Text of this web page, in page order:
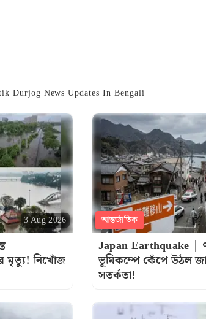
Durjog News Updates In Bengali
3 Aug 2026
মৃত্যু! নিখোঁজ
আন্তর্জাতিক
Japan Earthquake |
ভূমিকম্পে কেঁপে উঠল
সতর্কতা!